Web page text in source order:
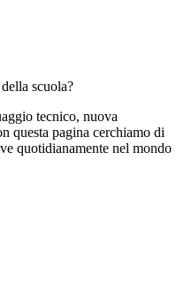
scuola?
tecnico, nuova
questa pagina cerchiamo di
quotidianamente nel mondo